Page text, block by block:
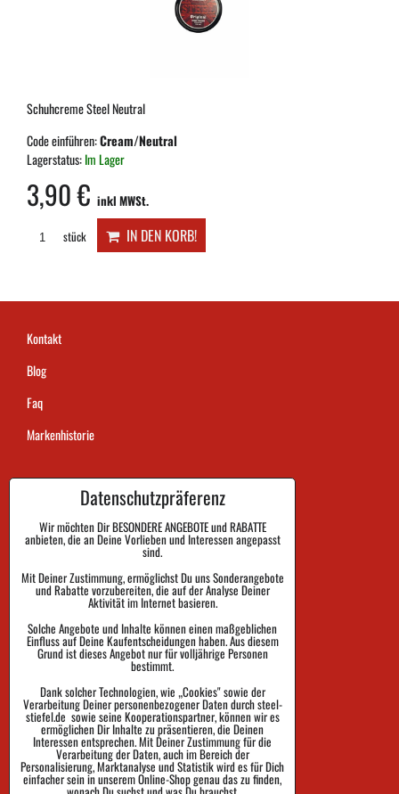
Schuhcreme Steel Neutral
Code einführen:Cream/Neutral
Lagerstatus:Im Lager
3,90 € inkl MWSt.
stück IN DEN KORB!
Kontakt
Blog
Faq
Markenhistorie
Dauer der Auftragsausführung
Zahlung
Warenrückgabe und Reklamation
Größe
Schutz der Privatsphäre
Sendungsverfolgung
Datenschutzpräferenz
Wir möchten Dir BESONDERE ANGEBOTE und RABATTE
anbieten, die an Deine Vorlieben und Interessen angepasst
sind.
Mit Deiner Zustimmung, ermöglichst Du uns Sonderangebote
und Rabatte vorzubereiten, die auf der Analyse Deiner
Aktivität im Internet basieren.
Solche Angebote und Inhalte können einen maßgeblichen
Einfluss auf Deine Kaufentscheidungen haben. Aus diesem
Grund ist dieses Angebot nur für volljährige Personen
bestimmt.
Dank solcher Technologien, wie „Cookies" sowie der
Verarbeitung Deiner personenbezogener Daten durch steel-
stiefel.de sowie seine Kooperationspartner, können wir es
ermöglichen Dir Inhalte zu präsentieren, die Deinen
Interessen entsprechen. Mit Deiner Zustimmung für die
Verarbeitung der Daten, auch im Bereich der
Personalisierung, Marktanalyse und Statistik wird es für Dich
einfacher sein in unserem Online-Shop genau das zu finden,